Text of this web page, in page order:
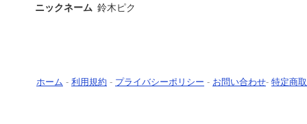
ニックネーム 鈴木ピク
ホーム - 利用規約 - プライバシーポリシー - お問い合わせ- 特定商